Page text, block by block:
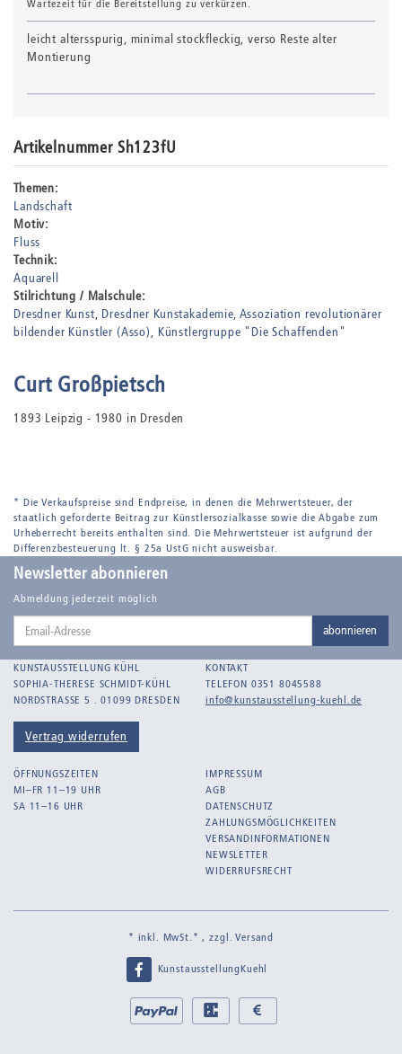
Wartezeit für die Bereitstellung zu verkürzen.
leicht altersspurig, minimal stockfleckig, verso Reste alter
Montierung
Artikelnummer Sh123fU
Themen:
Landschaft
Motiv:
Fluss
Technik:
Aquarell
Stilrichtung / Malschule:
Dresdner Kunst Dresdner Kunstakademie Assoziation revolutionärer
bildender Künstler (Asso)
Künstlergruppe "Die Schaffenden"
Curt Großpietsch
1893 Leipzig - 1980 in Dresden
* Die Verkaufspreise sind Endpreise, in denen die Mehrwertsteuer, der
staatlich geforderte Beitrag zur Künstlersozialkasse sowie die Abgabe zum
Urheberrecht bereits enthalten sind. Die Mehrwertsteuer ist aufgrund der
Differenzbesteuerung lt. § 25a UstG nicht ausweisbar.
Newsletter abonnieren
Abmeldung jederzeit möglich
Email-
abonnieren
KUNSTAUSSTELLUNG KÜHL
SOPHIA-THERESE SCHMIDT-KÜHL
NORDSTRASSE 5 . 01099 DRESDEN
Vertrag widerrufen
KONTAKT
TELEFON 0351 8045588
info@kunstausstellung-kuehl.de
ÖFFNUNGSZEITEN
MI–FR 11–19 UHR
SA 11–16 UHR
IMPRESSUM
AGB
DATENSCHUTZ
ZAHLUNGSMÖGLICHKEITEN
VERSANDINFORMATIONEN
NEWSLETTER
WIDERRUFSRECHT
* inkl. MwSt.* , zzgl.Versand
KunstausstellungKuehl
Bei
uns
PayPal
bei
bei